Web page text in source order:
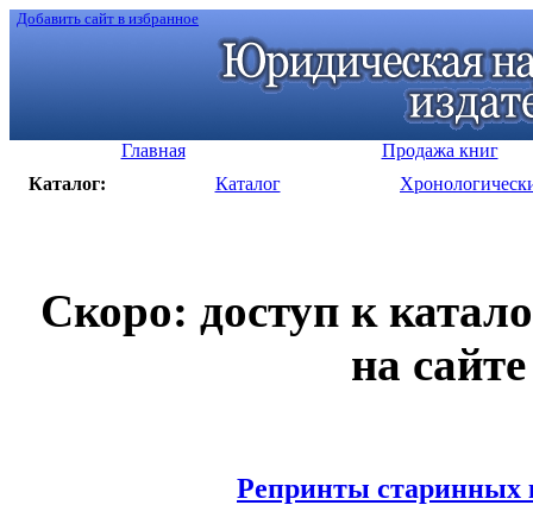
Добавить сайт в избранное
Главная
Продажа книг
Каталог:
Каталог
Скоро: доступ к
на
Репринты старинных